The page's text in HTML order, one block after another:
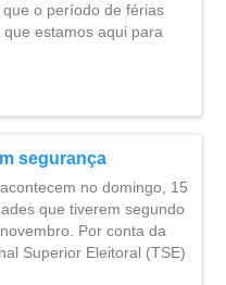
o período de férias
estamos aqui para
segurança
no domingo, 15
que tiverem segundo
Por conta da
Superior Eleitoral (TSE)